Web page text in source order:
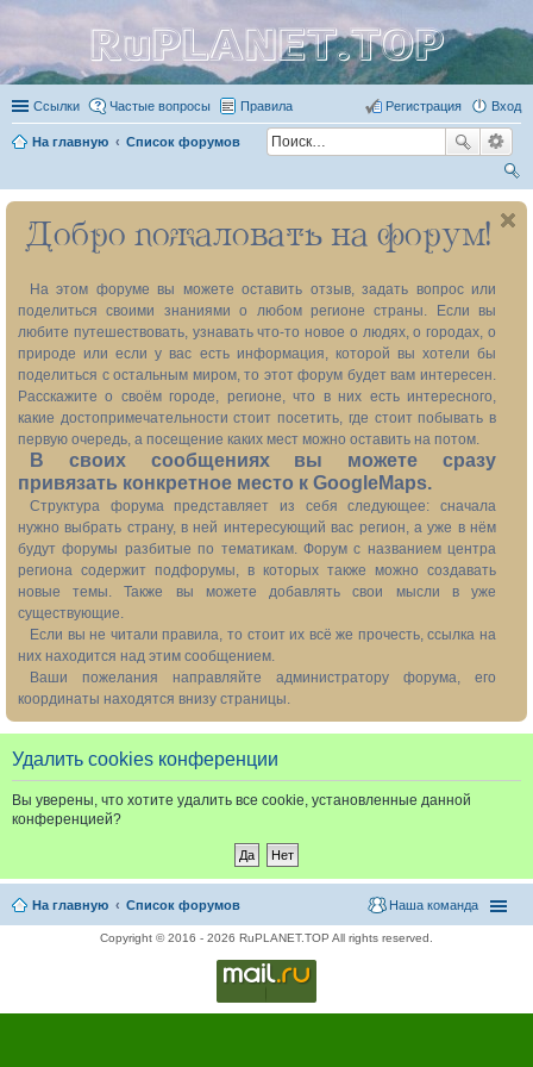
RuPLANET.TOP
Ссылки Частые вопросы Правила Вход
Регистрация
На главную Список форумов
ои
ск
Добро пожаловать на форум!
На этом форуме вы можете оставить отзыв, задать вопрос или
поделиться своими знаниями о любом регионе страны. Если вы
любите путешествовать, узнавать что-то новое о людях, о городах, о
природе или если у вас есть информация, которой вы хотели бы
поделиться с остальным миром, то этот форум будет вам интересен.
Расскажите о своём городе, регионе, что в них есть интересного,
какие достопримечательности стоит посетить, где стоит побывать в
первую очередь, а посещение каких мест можно оставить на потом.
В своих сообщениях вы можете сразу
привязать конкретное место к GoogleMaps.
Структура форума представляет из себя следующее: сначала
нужно выбрать страну, в ней интересующий вас регион, а уже в нём
будут форумы разбитые по тематикам. Форум с названием центра
региона содержит подфорумы, в которых также можно создавать
новые темы. Также вы можете добавлять свои мысли в уже
существующие.
Если вы не читали правила, то стоит их всё же прочесть, ссылка на
них находится над этим сообщением.
Ваши пожелания направляйте администратору форума, его
координаты находятся внизу страницы.
Удалить cookies конференции
Вы уверены, что хотите удалить все cookie, установленные данной
конференцией?
На главную Список форумов Наша команда
Copyright © 2016 - 2026 RuPLANET.TOP All rights reserved.